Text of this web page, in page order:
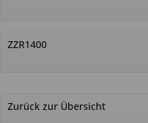
ZZR1400
Zurück zur Übersicht